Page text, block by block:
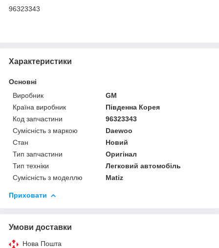
96323343
Характеристики
Основні
Виробник
GM
Країна виробник
Південна Корея
Код запчастини
96323343
Сумісність з маркою
Daewoo
Стан
Новий
Тип запчастини
Оригінал
Тип техніки
Легковий автомобіль
Сумісність з моделлю
Matiz
Приховати
Умови доставки
Нова Пошта